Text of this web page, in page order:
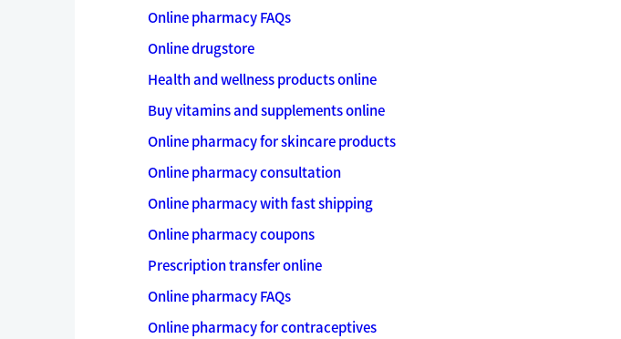
Online pharmacy FAQs
Online drugstore
Health and wellness products online
Buy vitamins and supplements online
Online pharmacy for skincare products
Online pharmacy consultation
Online pharmacy with fast shipping
Online pharmacy coupons
Prescription transfer online
Online pharmacy FAQs
Online pharmacy for contraceptives